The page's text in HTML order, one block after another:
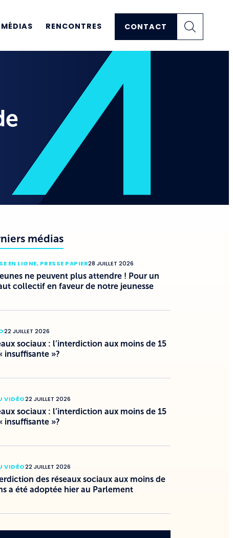
RENCONTRES CONTACT
médias
EN LIGNE, PRESSE PAPIER28 JUILLET 2026
ne peuvent plus attendre ! Pour un
collectif en faveur de notre jeunesse
22 JUILLET 2026
sociaux : l’interdiction aux moins de 15
insuffisante »?
VIDÉO22 JUILLET 2026
sociaux : l’interdiction aux moins de 15
insuffisante »?
VIDÉO22 JUILLET 2026
des réseaux sociaux aux moins de
a été adoptée hier au Parlement